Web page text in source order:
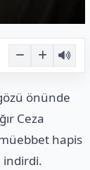
önünde
Ceza
hapis
indirdi.